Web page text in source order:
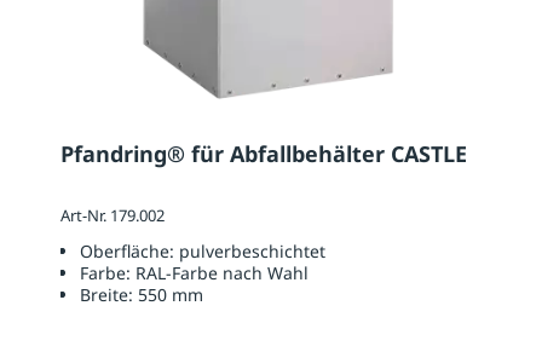
Pfandring® für Abfallbehälter CASTLE
Art-Nr. 179.002
Oberfläche: pulverbeschichtet
Farbe: RAL-Farbe nach Wahl
Breite: 550 mm